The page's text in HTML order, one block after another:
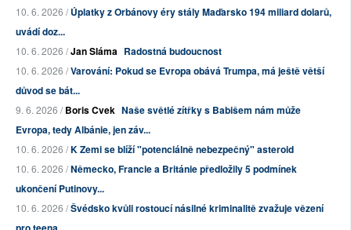
10. 6. 2026 /Úplatky z Orbánovy éry stály Maďarsko 194 miliard dolarů,
uvádí doz...
10. 6. 2026 /Jan Sláma Radostná budoucnost
10. 6. 2026 /Varování: Pokud se Evropa obává Trumpa, má ještě větší
důvod se bát...
9. 6. 2026 /Boris Cvek Naše světlé zítřky s Babišem nám může
Evropa, tedy Albánie, jen záv...
10. 6. 2026 /K Zemi se blíží "potenciálně nebezpečný" asteroid
10. 6. 2026 /Německo, Francie a Británie předložily 5 podmínek
ukončení Putinovy...
10. 6. 2026 /Švédsko kvůli rostoucí násilné kriminalitě zvažuje vězení